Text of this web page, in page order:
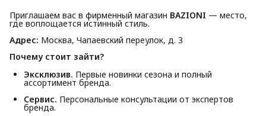
Приглашаем вас в фирменный магазин BAZIONI — место,
где воплощается истинный стиль.
Адрес: Москва, Чапаевский переулок, д. 3
Почему стоит зайти?
Эксклюзив. Первые новинки сезона и полный
ассортимент бренда.
Сервис. Персональные консультации от экспертов
бренда.